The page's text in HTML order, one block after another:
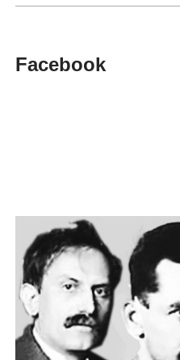
Facebook